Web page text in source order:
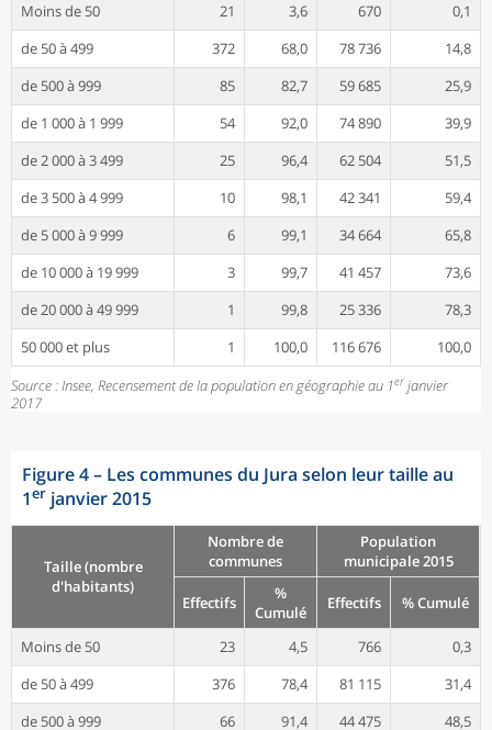
Moins de 50 21 3,6 670
0,1
de 50 à 499
372 68,0 78 736
14,8
de 500 à 999
85 82,7 59 685
25,9
de 1 000 à 1 999
54 92,0 74 890
39,9
de 2 000 à 3 499
25 96,4 62 504
51,5
de 3 500 à 4 999
10 98,1 42 341
59,4
de 5 000 à 9 999
6 99,1 34 664
65,8
de 10 000 à 19 999
3 99,7 41 457
73,6
de 20 000 à 49 999
1 99,8 25 336
78,3
50 000 et plus
1 100,0 116 676
100,0
Source : Insee, Recensement de la population en géographie au 1er janvier
2017
Figure 4– Les communes du Jura selon leur taille au
1er janvier 2015
Taille (nombre
d'habitants)
Nombre de
communes
Population
municipale 2015
Effectifs
%
Cumulé
Effectifs % Cumulé
Moins de 50 23 4,5 766
0,3
de 50 à 499
376 78,4 81 115
31,4
de 500 à 999
66 91,4 44 475 48,5